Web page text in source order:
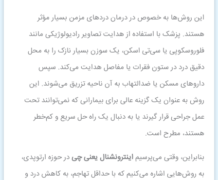
این روش‌ها به خصوص در درمان دردهای مزمن بسیار مؤثر
هستند. پزشک با استفاده از هدایت تصاویر رادیولوژیکی مانند
فلوروسکوپی یا سی‌تی اسکن، یک سوزن بسیار نازک را به محل
دقیق درد در ستون فقرات یا مفاصل هدایت می‌کند. سپس
داروهای مسکن یا ضدالتهاب به آن ناحیه تزریق می‌شوند. این
روش به عنوان یک گزینه عالی برای بیمارانی که نمی‌توانند تحت
عمل جراحی قرار گیرند یا به دنبال یک راه حل سریع و کم‌خطر
هستند، مطرح است.
بنابراین، وقتی می‌پرسیماینترونشنال یعنی چیدر حوزه ارتوپدی،
به روش‌هایی اشاره می‌کنیم که با حداقل تهاجم، به کاهش درد و